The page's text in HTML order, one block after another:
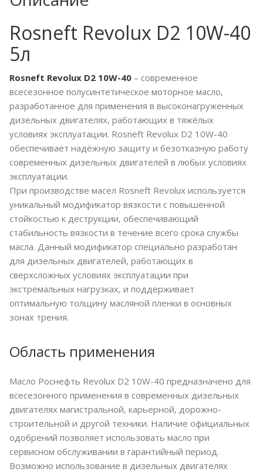
Rosneft Revolux D2 10W-40
5л
Rosneft Revolux D2 10W-40 – современное
всесезонное полусинтетическое моторное масло,
разработанное для применения в высоконагруженных
дизельных двигателях, работающих в тяжёлых
условиях эксплуатации. Rosneft Revolux D2 10W-40
обеспечивает надёжную защиту и безотказную работу
современных дизельных двигателей в любых условиях
эксплуатации.
При производстве масел Rosneft Revolux используется
уникальный модификатор вязкости с повышенной
стойкостью к деструкции, обеспечивающий
стабильность вязкости в течение всего срока службы
масла. Данный модификатор специально разработан
для дизельных двигателей, работающих в
сверхсложных условиях эксплуатации при
экстремальных нагрузках, и поддерживает
оптимальную толщину масляной пленки в основных
зонах трения.
Область применения
Масло Роснефть Revolux D2 10W-40 предназначено для
всесезонного применения в современных дизельных
двигателях магистральной, карьерной, дорожно-
строительной и другой техники. Наличие официальных
одобрений позволяет использовать масло при
сервисном обслуживании в гарантийный период.
Возможно использование в дизельных двигателях